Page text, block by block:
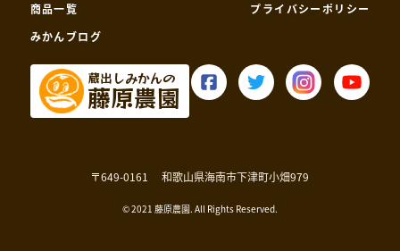
〒649-0161 和歌山県海南市下津町小畑979
© 2021 藤原農園. All Rights Reserved.
商品一覧
みかんブログ
プライバシーポリシー
蔵出しみかんの
藤原農園